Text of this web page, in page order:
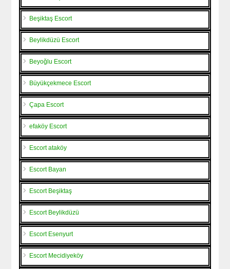
Beşiktaş Escort
Beylikdüzü Escort
Beyoğlu Escort
Büyükçekmece Escort
Çapa Escort
efaköy Escort
Escort ataköy
Escort Bayan
Escort Beşiktaş
Escort Beylikdüzü
Escort Esenyurt
Escort Mecidiyeköy